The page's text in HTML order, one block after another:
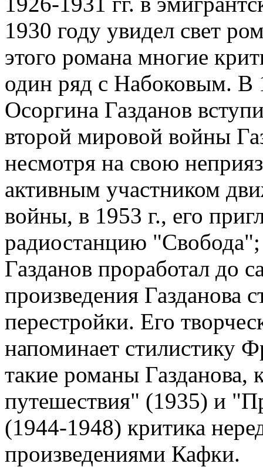
1930 году увидел свет
этого романа многие
один ряд с Набоковым. В
Осоргина Газданов
второй мировой войны
несмотря на свою
активным участником
войны, в 1953 г., его
радиостанцию
Газданов проработал до
произведения Газданова
перестройки. Его
напоминает стилистику
такие романы Газданова,
путешествия" (1935) и
(1944-1948) критика
произведениями Кафки.